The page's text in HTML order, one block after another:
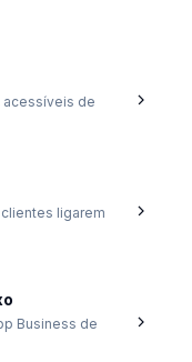
acessíveis de
ligarem
Business de